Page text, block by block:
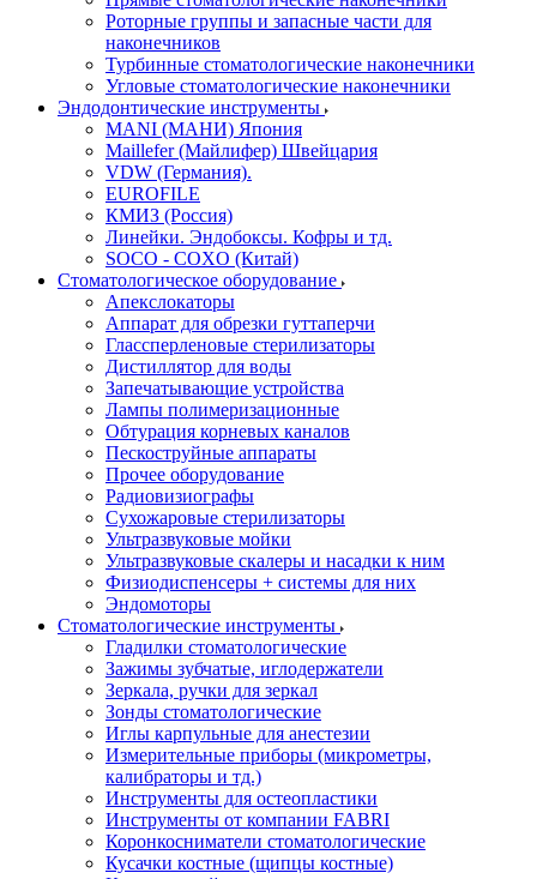
Роторные группы и запасные части для
наконечников
Турбинные стоматологические наконечники
Угловые стоматологические наконечники
Эндодонтические инструменты
MANI (МАНИ) Япония
Maillefer (Майлифер) Швейцария
VDW (Германия).
EUROFILE
КМИЗ (Россия)
Линейки. Эндобоксы. Кофры и тд.
SOCO - COXO (Китай)
Стоматологическое оборудование
Апекслокаторы
Аппарат для обрезки гуттаперчи
Глассперленовые стерилизаторы
Дистиллятор для воды
Запечатывающие устройства
Лампы полимеризационные
Обтурация корневых каналов
Пескоструйные аппараты
Прочее оборудование
Радиовизиографы
Сухожаровые стерилизаторы
Ультразвуковые мойки
Ультразвуковые скалеры и насадки к ним
Физиодиспенсеры + системы для них
Эндомоторы
Стоматологические инструменты
Гладилки стоматологические
Зажимы зубчатые, иглодержатели
Зеркала, ручки для зеркал
Зонды стоматологические
Иглы карпульные для анестезии
Измерительные приборы (микрометры,
калибраторы и тд.)
Инструменты для остеопластики
Инструменты от компании FABRI
Коронкосниматели стоматологические
Кусачки костные (щипцы костные)